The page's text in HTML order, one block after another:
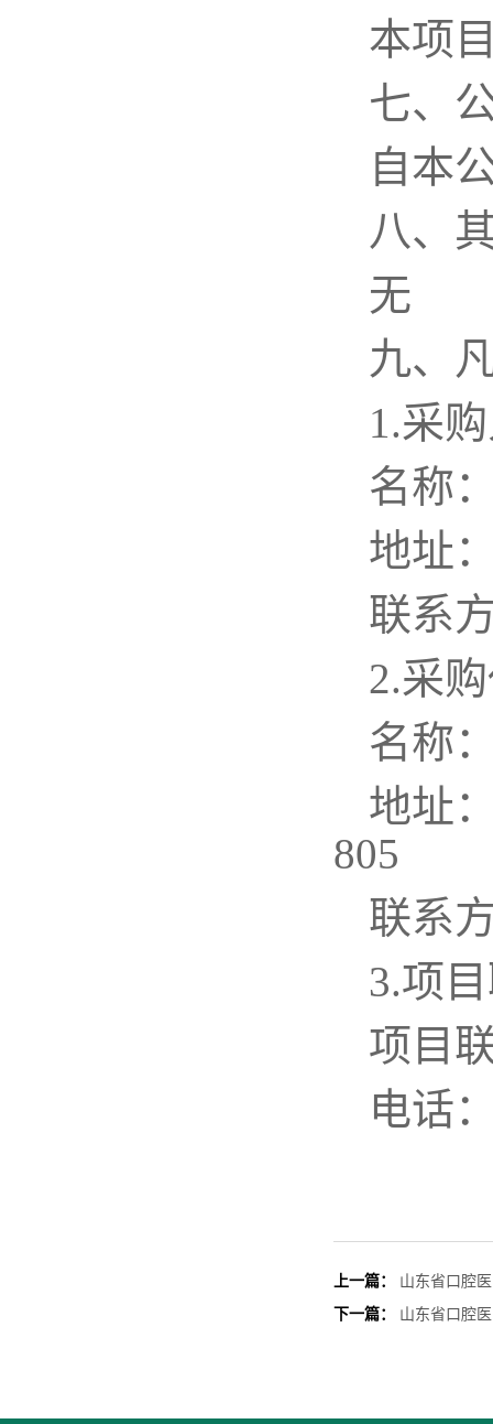
本项
七、
自本
八、
无
九、
1.采
名称
地址
联系
2.采
名
地址
联系
3.项
项目
电话
上一篇：
山东省口腔
下一篇：
山东省口腔